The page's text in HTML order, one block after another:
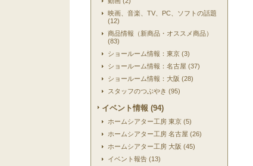
映画、音楽、TV、PC、ソフトの話題
(12)
商品情報（新商品・オススメ商品）
(83)
ショールーム情報：東京 (3)
ショールーム情報：名古屋 (37)
ショールーム情報：大阪 (28)
スタッフのつぶやき (95)
イベント情報 (94)
ホームシアター工房 東京 (5)
ホームシアター工房 名古屋 (26)
ホームシアター工房 大阪 (45)
イベント報告 (13)